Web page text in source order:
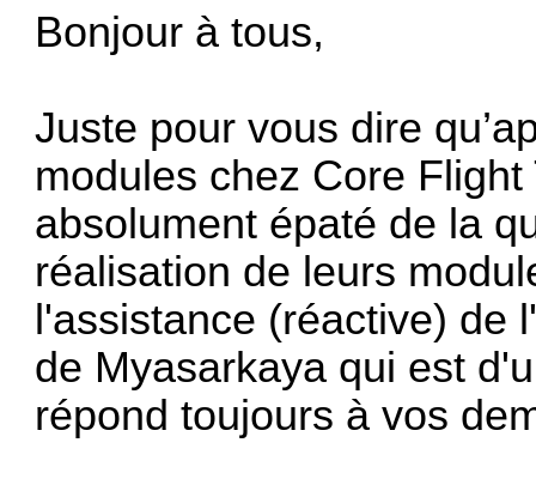
Bonjour à tous,
Juste pour vous dire
modules chez Core
absolument épaté de la
réalisation de leurs
l'assistance (réactive) de
de Myasarkaya qui est
répond toujours à vos